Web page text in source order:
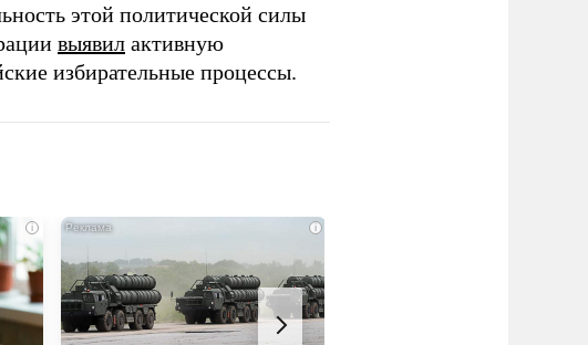
этой политической силы
выявил активную
избирательные процессы.
i i